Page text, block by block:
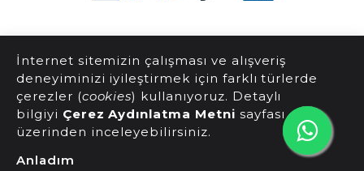
İnternet sitemizin çalışması ve alışveriş
deneyiminizi iyileştirmek için farklı türlerde
çerezler (cookies) kullanıyoruz. Detaylı
bilgiyi Çerez Aydınlatma Metni sayfası
üzerinden inceleyebilirsiniz.
Anladım